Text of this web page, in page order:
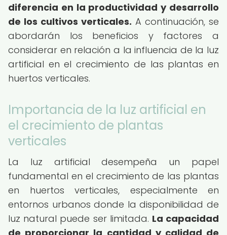
diferencia en la productividad y desarrollo
de los cultivos verticales. A continuación, se
abordarán los beneficios y factores a
considerar en relación a la influencia de la luz
artificial en el crecimiento de las plantas en
huertos verticales.
Importancia de la luz artificial en
el crecimiento de plantas
verticales
La luz artificial desempeña un papel
fundamental en el crecimiento de las plantas
en huertos verticales, especialmente en
entornos urbanos donde la disponibilidad de
luz natural puede ser limitada. La capacidad